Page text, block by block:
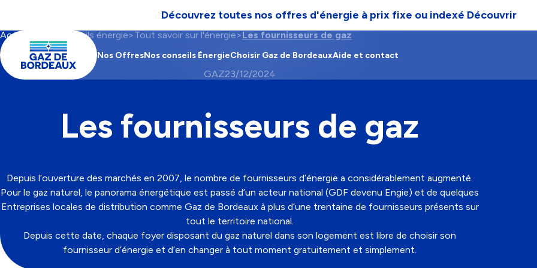
Aller au pied-de-page
Découvrez toutes nos offres d'énergie à prix fixe ou indexé Découvrir
Main
navigation
Nos OffresNos conseils ÉnergieChoisir Gaz de BordeauxAide et contact
Contenu
principal
Fil
d'Ariane
Accueil Nos conseils énergie Tout savoir sur l'énergie Les fournisseurs de gaz
CATÉGORIE
GAZ23/12/2024
Les fournisseurs de gaz
Depuis l’ouverture des marchés en 2007, le nombre de fournisseurs d’énergie a considérablement augmenté.
Pour le gaz naturel, le panorama énergétique est passé d’un acteur national (GDF devenu Engie) et de quelques
Entreprises locales de distribution comme Gaz de Bordeaux à plus d’une trentaine de fournisseurs présents sur
tout le territoire national.
Depuis cette date, chaque foyer disposant du gaz naturel dans son logement est libre de choisir son
fournisseur d’énergie et d’en changer à tout moment gratuitement et simplement.